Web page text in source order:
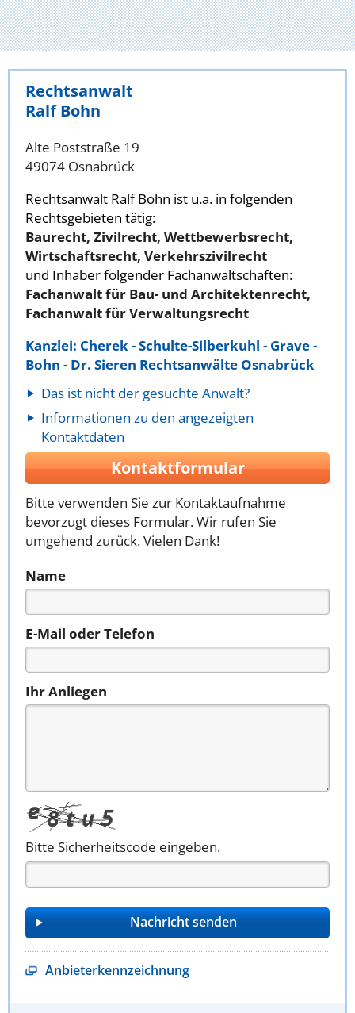
Rechtsanwalt
Ralf Bohn
Alte Poststraße 19
49074 Osnabrück
Rechtsanwalt Ralf Bohn ist u.a. in folgenden
Rechtsgebieten tätig:
Baurecht, Zivilrecht, Wettbewerbsrecht,
Wirtschaftsrecht, Verkehrszivilrecht
und Inhaber folgender Fachanwaltschaften:
Fachanwalt für Bau- und Architektenrecht,
Fachanwalt für Verwaltungsrecht
Kanzlei: Cherek - Schulte-Silberkuhl - Grave -
Bohn - Dr. Sieren Rechtsanwälte Osnabrück
Das ist nicht der gesuchte Anwalt?
Informationen zu den angezeigten
Kontaktdaten
Kontaktformular
Bitte verwenden Sie zur Kontaktaufnahme
bevorzugt dieses Formular. Wir rufen Sie
umgehend zurück. Vielen Dank!
Name
E-Mail oder Telefon
Ihr Anliegen
Bitte Sicherheitscode eingeben.
Anbieterkennzeichnung